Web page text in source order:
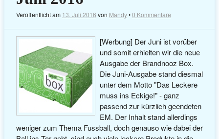
Veröffentlicht am 13. Juli 2016 von Mandy•0 Kommentare
[Werbung] Der Juni ist vorüber
und somit erhielten wir die neue
Ausgabe der Brandnooz Box.
Die Juni-Ausgabe stand diesmal
unter dem Motto "Das Leckere
muss ins Eckige!" - ganz
passend zur kürzlich geendeten
EM. Der Inhalt stand allerdings
weniger zum Thema Fussball, doch genauso wie dabei der